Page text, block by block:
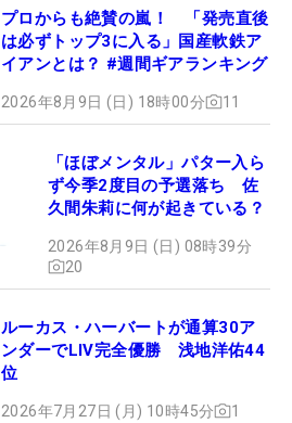
プロからも絶賛の嵐！ 「発売直後
は必ずトップ3に入る」国産軟鉄ア
イアンとは？ #週間ギアランキング
2026年8月9日 (日) 18時00分 11
「ほぼメンタル」パター入ら
ず今季2度目の予選落ち 佐
久間朱莉に何が起きている？
2026年8月9日 (日) 08時39分
20
ルーカス・ハーバートが通算30ア
ンダーでLIV完全優勝 浅地洋佑44
位
2026年7月27日 (月) 10時45分 1